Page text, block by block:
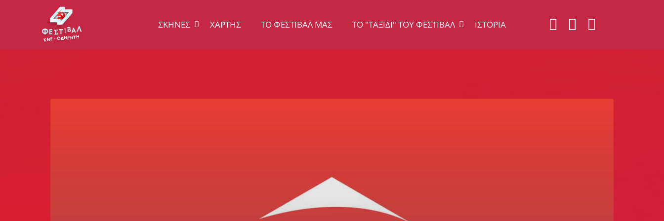
ΣΚΗΝΈΣ ΧΆΡΤΗΣ ΤΟ ΦΕΣΤΙΒΆΛ ΜΑΣ TO "ΤΑΞΊΔΙ" ΤΟΥ ΦΕΣΤΙΒΆΛ ΙΣΤΟΡΊΑ